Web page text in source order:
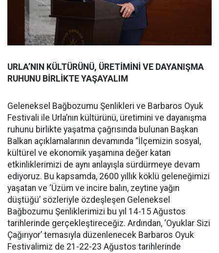
URLA’NIN KÜLTÜRÜNÜ, ÜRETİMİNİ VE DAYANIŞMA
RUHUNU BİRLİKTE YAŞAYALIM
Geleneksel Bağbozumu Şenlikleri ve Barbaros Oyuk
Festivali ile Urla’nın kültürünü, üretimini ve dayanışma
ruhunu birlikte yaşatma çağrısında bulunan Başkan
Balkan açıklamalarının devamında “İlçemizin sosyal,
kültürel ve ekonomik yaşamına değer katan
etkinliklerimizi de aynı anlayışla sürdürmeye devam
ediyoruz. Bu kapsamda, 2600 yıllık köklü geleneğimizi
yaşatan ve ‘Üzüm ve incire balın, zeytine yağın
düştüğü’ sözleriyle özdeşleşen Geleneksel
Bağbozumu Şenliklerimizi bu yıl 14-15 Ağustos
tarihlerinde gerçekleştireceğiz. Ardından, ‘Oyuklar Sizi
Çağırıyor’ temasıyla düzenlenecek Barbaros Oyuk
Festivalimiz de 21-22-23 Ağustos tarihlerinde